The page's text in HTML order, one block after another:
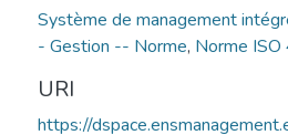
Système de management
- Gestion -- Norme, Norme
URI
https://